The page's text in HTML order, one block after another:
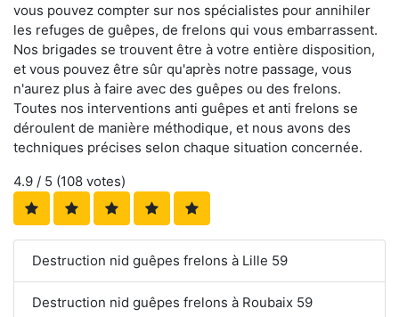
vous pouvez compter sur nos spécialistes pour annihiler
les refuges de guêpes, de frelons qui vous embarrassent.
Nos brigades se trouvent être à votre entière disposition,
et vous pouvez être sûr qu'après notre passage, vous
n'aurez plus à faire avec des guêpes ou des frelons.
Toutes nos interventions anti guêpes et anti frelons se
déroulent de manière méthodique, et nous avons des
techniques précises selon chaque situation concernée.
4.9 / 5 (108 votes)
Destruction nid guêpes frelons à Lille 59
Destruction nid guêpes frelons à Roubaix 59